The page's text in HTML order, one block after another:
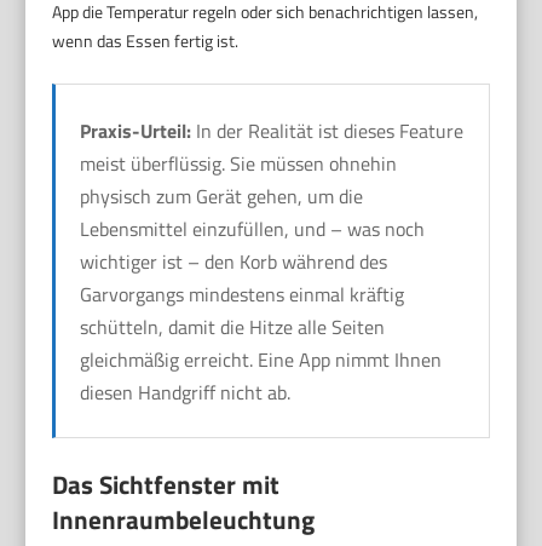
App die Temperatur regeln oder sich benachrichtigen lassen,
wenn das Essen fertig ist.
Praxis-Urteil: In der Realität ist dieses Feature
meist überflüssig. Sie müssen ohnehin
physisch zum Gerät gehen, um die
Lebensmittel einzufüllen, und – was noch
wichtiger ist – den Korb während des
Garvorgangs mindestens einmal kräftig
schütteln, damit die Hitze alle Seiten
gleichmäßig erreicht. Eine App nimmt Ihnen
diesen Handgriff nicht ab.
Das Sichtfenster mit
Innenraumbeleuchtung